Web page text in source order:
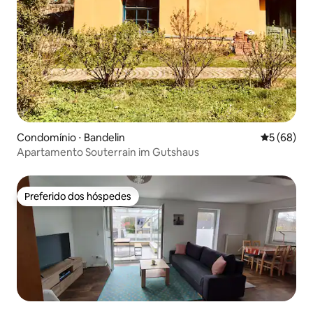
Condomínio ⋅ Bandelin 5 de uma
5 (68)
Apartamento Souterrain im Gutshaus
Preferido dos hóspedes
Preferido dos hóspedes